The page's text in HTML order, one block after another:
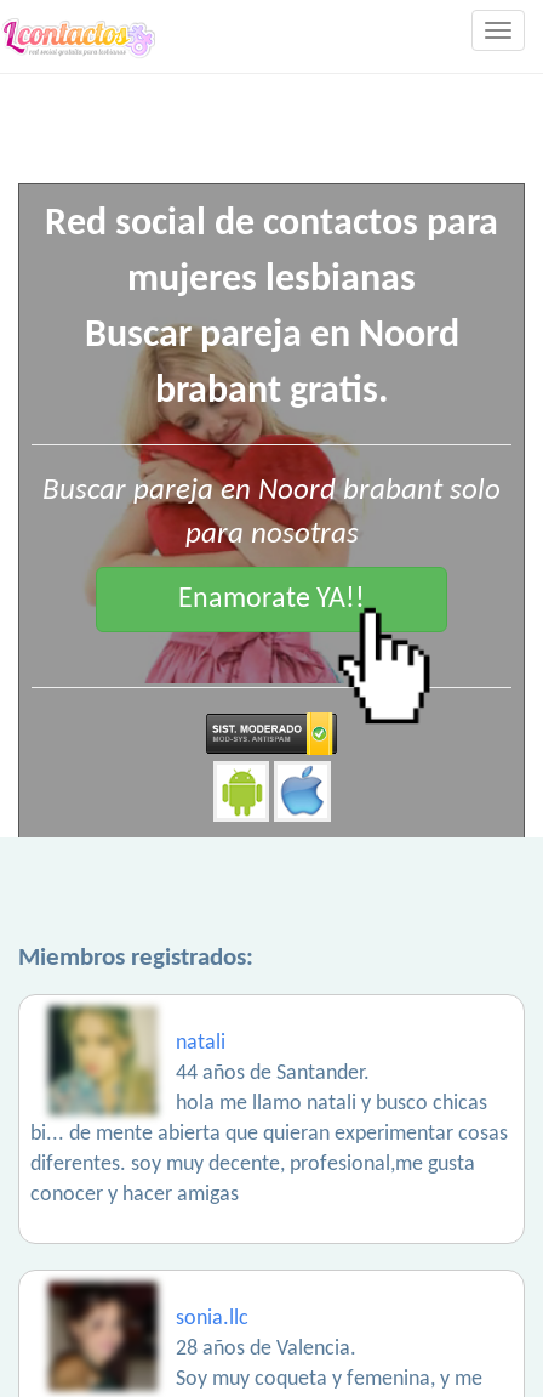
Red social de contactos para
mujeres lesbianas
Buscar pareja en Noord
brabant gratis.
Buscar pareja en Noord brabant solo
para nosotras
Enamorate YA!!
Miembros registrados:
natali
44 años de Santander.
hola me llamo natali y busco chicas
bi... de mente abierta que quieran experimentar cosas
diferentes. soy muy decente, profesional,me gusta
conocer y hacer amigas
sonia.llc
28 años de Valencia.
Soy muy coqueta y femenina, y me